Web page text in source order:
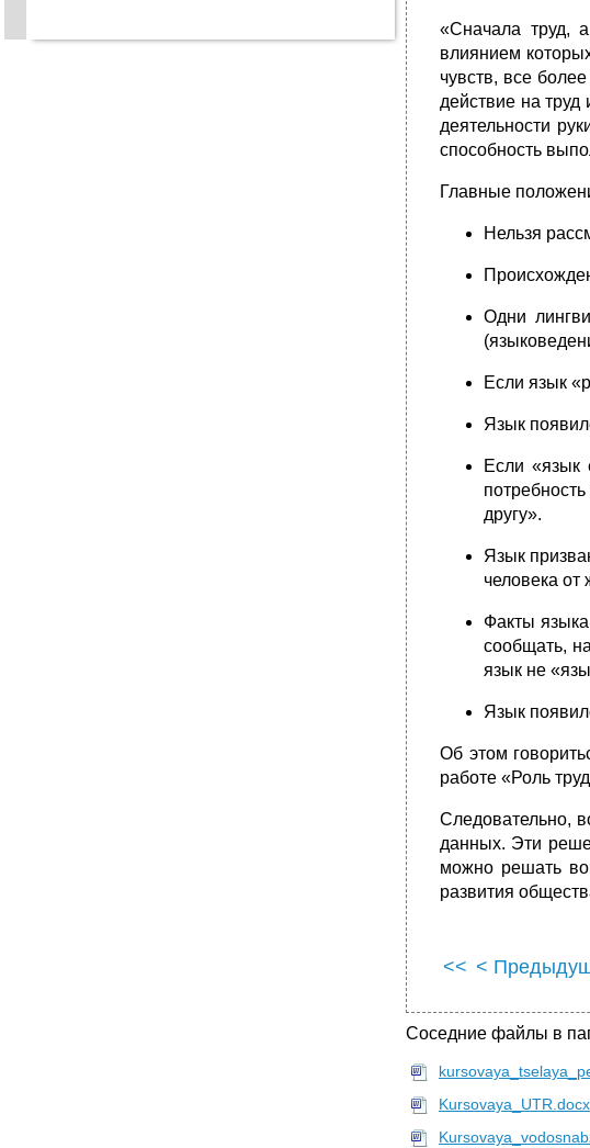
«Сначала труд,
влиянием
чувств, все
действие на
деятельности
способность
Главные
Нельзя
Одни
Если язык
Язык
Если «язык
другу».
Язык
человека от
Факты
сообщать,
язык не
Язык
Об этом
работе «Роль
Следовательно,
данных. Эти
можно решать
развития
<< <
Соседние файлы в
Kursovaya_UTR.docx